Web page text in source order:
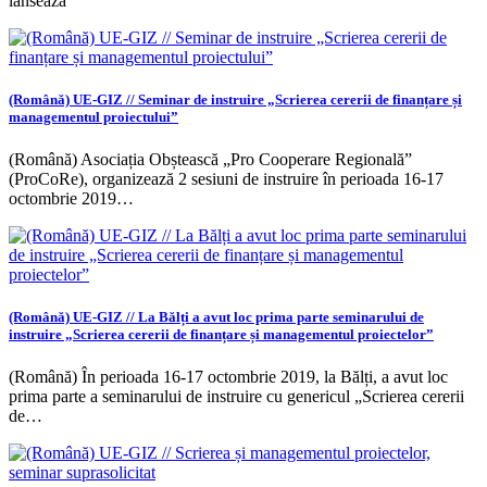
(Română) UE-GIZ // Seminar de instruire „Scrierea cererii de finanțare și
managementul proiectului”
(Română) Asociația Obștească „Pro Cooperare Regională”
(ProCoRe), organizează 2 sesiuni de instruire în perioada 16-17
octombrie 2019…
(Română) UE-GIZ // La Bălți a avut loc prima parte seminarului de
instruire „Scrierea cererii de finanțare și managementul proiectelor”
(Română) În perioada 16-17 octombrie 2019, la Bălți, a avut loc
prima parte a seminarului de instruire cu genericul „Scrierea cererii
de…